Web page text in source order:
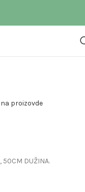
proizovde
50CM DUŽINA.